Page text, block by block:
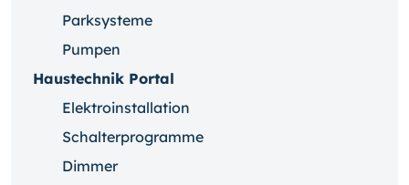
Parksysteme
Pumpen
Haustechnik Portal
Elektroinstallation
Schalterprogramme
Dimmer